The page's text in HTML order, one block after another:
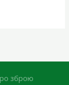
зброю